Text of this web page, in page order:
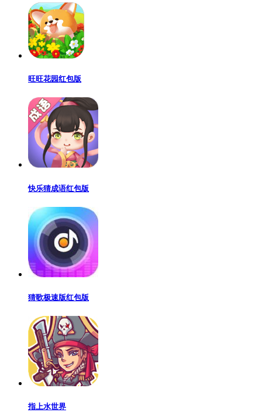
旺旺花园红包版
快乐猜成语红包版
猜歌极速版红包版
指上水世界